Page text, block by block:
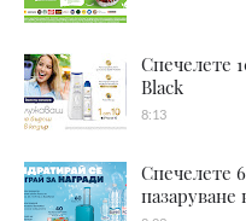
Спечелете
Black
8:13
Спечелете
пазаруване